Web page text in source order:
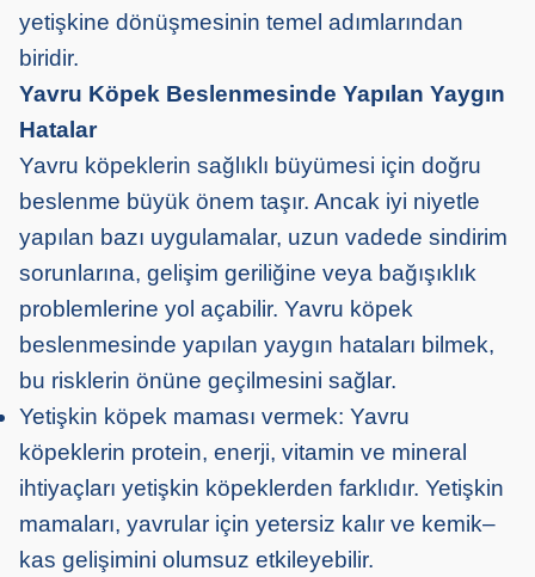
yetişkine dönüşmesinin temel adımlarından
biridir.
Yavru Köpek Beslenmesinde Yapılan Yaygın
Hatalar
Yavru köpeklerin sağlıklı büyümesi için doğru
beslenme büyük önem taşır. Ancak iyi niyetle
yapılan bazı uygulamalar, uzun vadede sindirim
sorunlarına, gelişim geriliğine veya bağışıklık
problemlerine yol açabilir. Yavru köpek
beslenmesinde yapılan yaygın hataları bilmek,
bu risklerin önüne geçilmesini sağlar.
Yetişkin köpek maması vermek: Yavru
köpeklerin protein, enerji, vitamin ve mineral
ihtiyaçları yetişkin köpeklerden farklıdır. Yetişkin
mamaları, yavrular için yetersiz kalır ve kemik–
kas gelişimini olumsuz etkileyebilir.